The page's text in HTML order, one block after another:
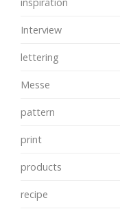
inspiration
Interview
lettering
Messe
pattern
print
products
recipe